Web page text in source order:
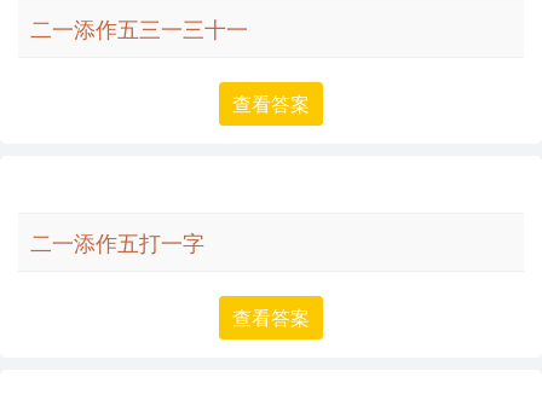
二一添作五三一三十一
查看答案
二一添作五打一字
查看答案